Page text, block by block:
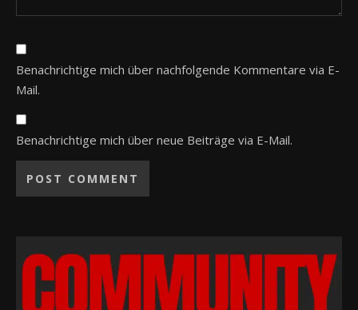
Benachrichtige mich über nachfolgende Kommentare via E-
Mail.
Benachrichtige mich über neue Beiträge via E-Mail.